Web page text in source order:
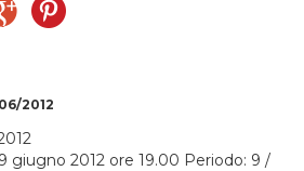
2012
giugno 2012 ore 19.00 Periodo: 9 /